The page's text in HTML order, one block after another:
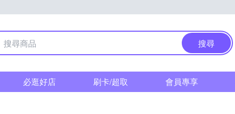
搜尋
必逛好店 刷卡/超取 會員專享